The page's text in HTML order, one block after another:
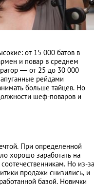
от 15 000 батов в
и повар в среднем
— от 25 до 30 000
рейдами
больше тайцев. Но
шеф-поваров и
При определенной
хорошо заработать на
Но из-за
продажи снизились, и
базой. Новички